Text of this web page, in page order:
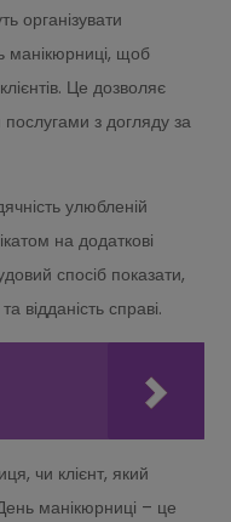
організувати
манікюрниці, щоб
Це дозволяє
з догляду за
улюбленій
на додаткові
спосіб показати,
відданість справі.
чи клієнт, який
манікюрниці – це